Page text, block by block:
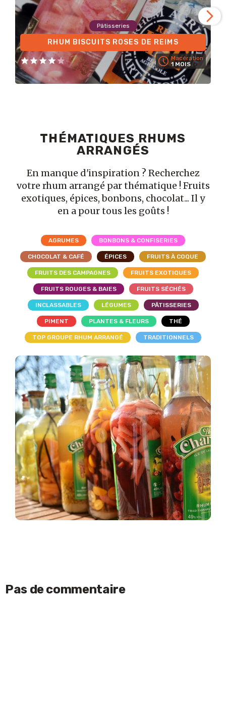
Pâtisseries
RHUM BISCUITS ROSES DE REIMS
Macération
1 MOIS
THÉMATIQUES RHUMS
ARRANGÉS
En manque d'inspiration ? Recherchez
votre rhum arrangé par thématique ! Fruits
exotiques, épices, bonbons, chocolat... Il y
en a pour tous les goûts !
AGRUMES BONBONS & CONFISERIES
CHOCOLAT & CAFÉ ÉPICES FRUITS À COQUE
FRUITS DES CAMPAGNES FRUITS EXOTIQUES
FRUITS ROUGES & BAIES FRUITS SÉCHÉS
INCLASSABLES LÉGUMES PÂTISSERIES
PIMENT PLANTES & FLEURS THÉ
TOP GROUPE RHUM ARRANGÉ TRADITIONNELS
Pas de commentaire